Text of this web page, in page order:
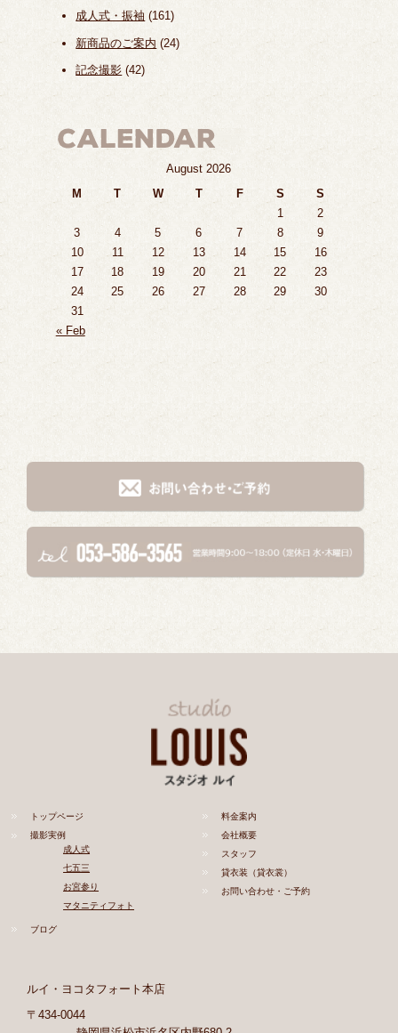
成人式・振袖 (161)
新商品のご案内 (24)
記念撮影 (42)
August 2026
M
T W T F S
S
1
2
3
4 5 6 7 8
9
10
11 12 13 14 15
16
17
18 19 20 21 22
23
24
25 26 27 28 29
30
31
« Feb
トップページ
撮影実例
成人式
七五三
お宮参り
マタニティフォト
ブログ
料金案内
会社概要
スタッフ
貸衣装（貸衣裳）
お問い合わせ・ご予約
ルイ・ヨコタフォート本店
〒434-0044